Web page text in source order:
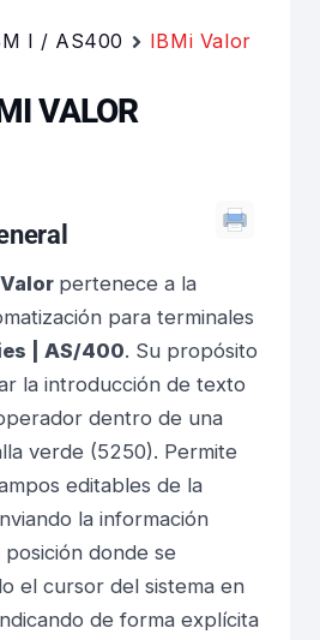
I / AS400 IBMi Valor
VALOR
pertenece a la
para terminales
| AS/400. Su propósito
la introducción de texto
dentro de una
verde (5250). Permite
editables de la
la información
donde se
el cursor del sistema en
de forma explícita